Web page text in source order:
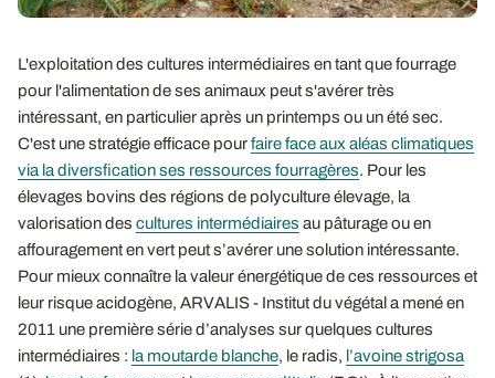
L'exploitation des cultures intermédiaires en tant que fourrage
pour l'alimentation de ses animaux peut s'avérer très
intéressant, en particulier après un printemps ou un été sec.
C'est une stratégie efficace pourfaire face aux aléas climatiques
via la diversfication ses ressources fourragères. Pour les
élevages bovins des régions de polyculture élevage, la
valorisation des cultures intermédiaires au pâturage ou en
affouragement en vert peut s’avérer une solution intéressante.
Pour mieux connaître la valeur énergétique de ces ressources et
leur risque acidogène, ARVALIS - Institut du végétal a mené en
2011 une première série d’analyses sur quelques cultures
intermédiaires : la moutarde blanche, le radis, l’avoine strigosa